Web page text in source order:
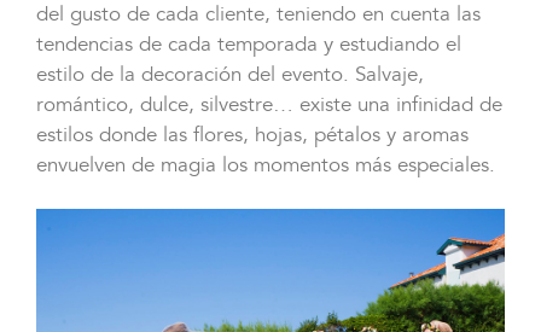
del gusto de cada cliente, teniendo en cuenta las
tendencias de cada temporada y estudiando el
estilo de la decoración del evento. Salvaje,
romántico, dulce, silvestre… existe una infinidad de
estilos donde las flores, hojas, pétalos y aromas
envuelven de magia los momentos más especiales.